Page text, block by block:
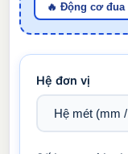
🔥 Động cơ đua
Hệ đơn vị